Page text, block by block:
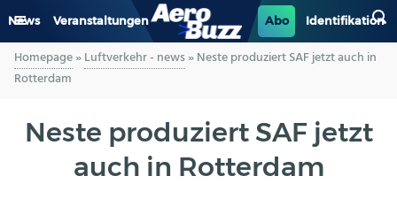
News Veranstaltungen Abo Identifikation
GENERAL AVIATION
LUFTVERKEHR
Homepage»Luftverkehr - news»Neste produziert SAF jetzt auch in
Rotterdam
Neste produziert SAF jetzt
auch in Rotterdam